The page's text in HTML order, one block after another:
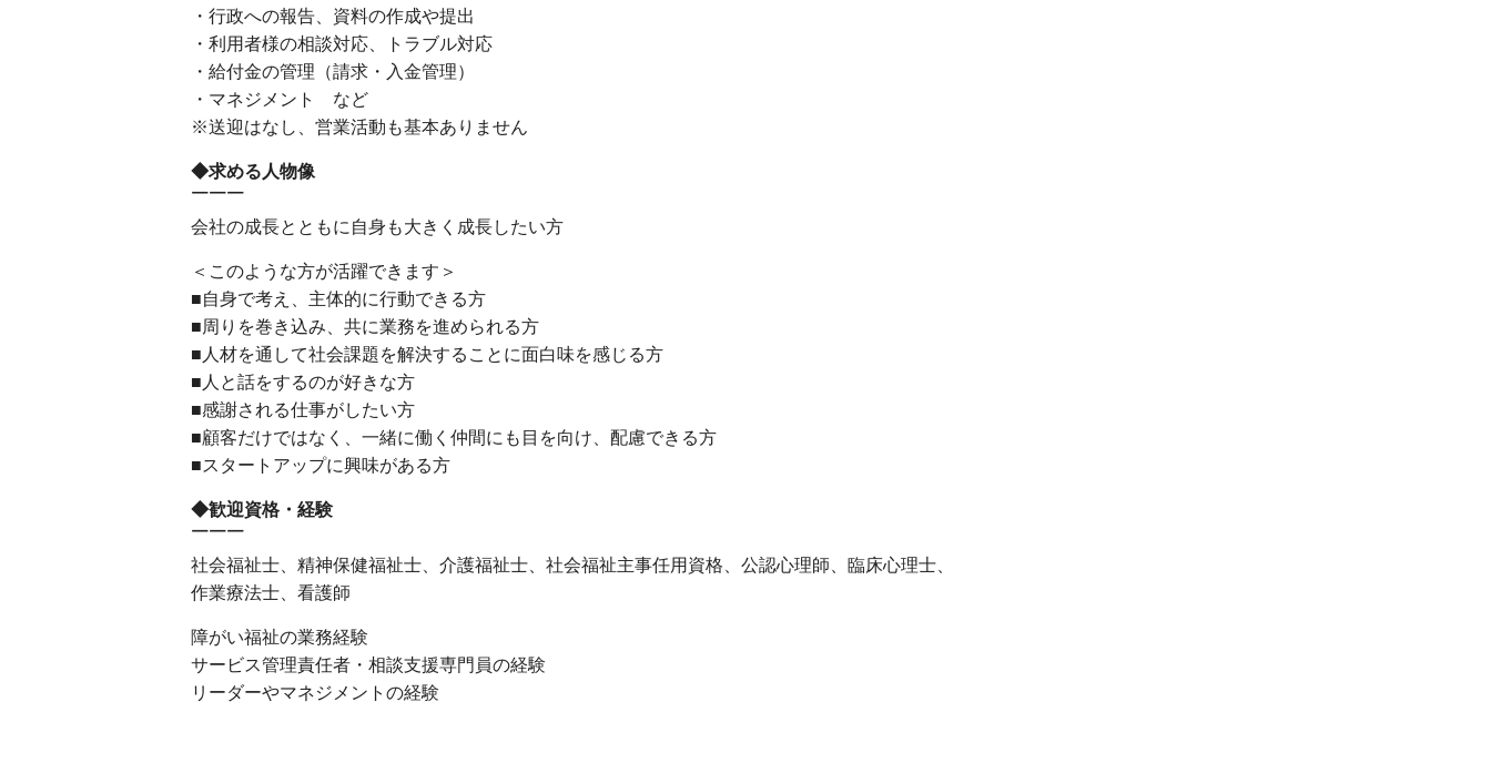
・行政への報告、資料の作成や提出
・利用者様の相談対応、トラブル対応
・給付金の管理（請求・入金管理）
・マネジメント など
※送迎はなし、営業活動も基本ありません
◆求める人物像
￣￣￣
会社の成長とともに自身も大きく成長したい方
＜このような方が活躍できます＞
■自身で考え、主体的に行動できる方
■周りを巻き込み、共に業務を進められる方
■人材を通して社会課題を解決することに面白味を感じる方
■人と話をするのが好きな方
■感謝される仕事がしたい方
■顧客だけではなく、一緒に働く仲間にも目を向け、配慮できる方
■スタートアップに興味がある方
◆歓迎資格・経験
￣￣￣
社会福祉士、精神保健福祉士、介護福祉士、社会福祉主事任用資格、公認心理師、臨床心理士、
作業療法士、看護師
障がい福祉の業務経験
サービス管理責任者・相談支援専門員の経験
リーダーやマネジメントの経験